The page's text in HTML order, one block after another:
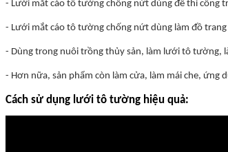
- Lưới mắt cáo tô tường chống nứt dùng để thi công
- Lưới mắt cáo tô tường chống nứt dùng làm đồ
- Dùng trong nuôi trồng thủy sản, làm lưới tô tường,
- Hơn nữa, sản phẩm còn làm cửa, làm mái che, ứng
Cách sử dụng lưới tô tường hiệu quả: